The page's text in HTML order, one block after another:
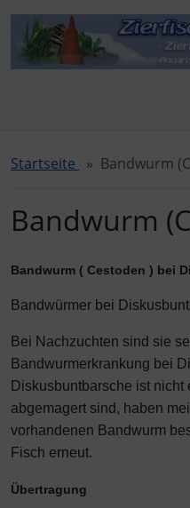
Sprungnavigation
Springe zur Navigation
Startseite Bandwurm
Bandwurm
Bandwurm ( Cestoden ) bei
Bandwürmer bei
Bei Nachzuchten sind sie
Bandwurmerkrankung bei
Diskusbuntbarsche ist
abgemagert sind, haben
vorhandenen Bandwurm
Fisch erneut.
Übertragung